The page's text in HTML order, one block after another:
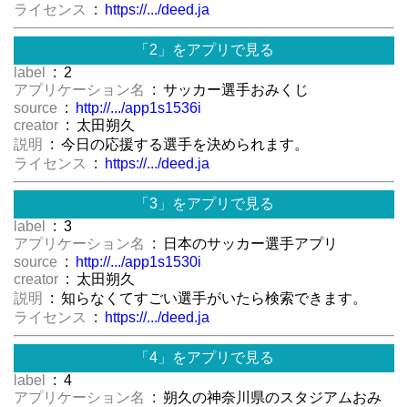
ライセンス
: https://.../deed.ja
「2」をアプリで見る
label
: 2
アプリケーション名
: サッカー選手おみくじ
source :
http://.../app1s1536i
creator : 太田朔久
説明
: 今日の応援する選手を決められます。
ライセンス
: https://.../deed.ja
「3」をアプリで見る
label
: 3
アプリケーション名
: 日本のサッカー選手アプリ
source :
http://.../app1s1530i
creator : 太田朔久
説明
: 知らなくてすごい選手がいたら検索できます。
ライセンス
: https://.../deed.ja
「4」をアプリで見る
label
: 4
アプリケーション名
: 朔久の神奈川県のスタジアムおみ